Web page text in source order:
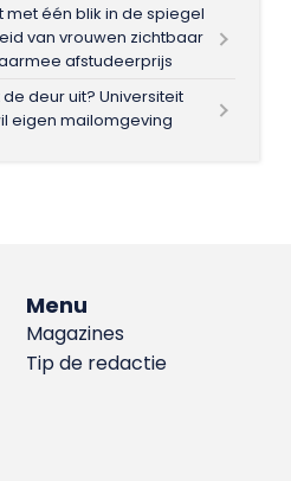
met één blik in de spiegel
van vrouwen zichtbaar
afstudeerprijs
deur uit? Universiteit
eigen mailomgeving
Menu
Magazines
Tip de redactie